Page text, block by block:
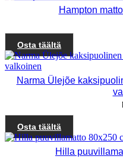
Hampton
Osta täältä
Narma Ülejõe
Osta täältä
Hilla